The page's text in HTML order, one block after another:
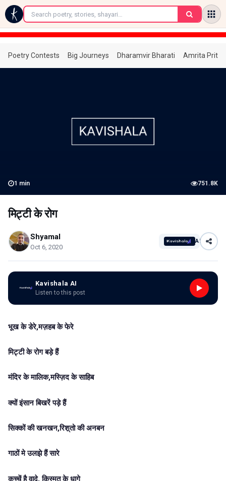
←
Poetry Contests Big Journeys Dharamvir Bharati Amrita
1 min 751.8K
मिट्टी के रोग
Shyamal
Oct 6, 2020
AI
Kavishala AI
Listen to this post
भूख के डेरे,मज़हब के फेरे
मिट्टी के रोग बड़े हैं
मंदिर के मालिक,मस्ज़िद के साहिब
क्यों इंसान बिखरें पड़े हैं
सिक्कों की खनखन,रिश़्तो की अनबन
गाठों मे उलझे हैं सारे
कच्चें है वादे, किस्मत के धागे